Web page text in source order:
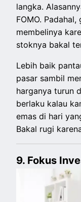
langka.
FOMO.
membelinya
stoknya bakal
Lebih baik
pasar sambil
harganya turun
berlaku kalau
emas di hari
Bakal rugi
9. Fokus